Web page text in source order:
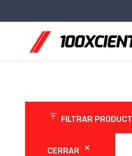
al
FILTRAR
CERRAR